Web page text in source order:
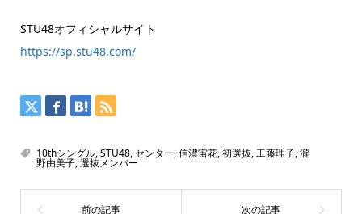
STU48オフィシャルサイト
https://sp.stu48.com/
10thシングル,STU48,センター,信濃宙花,初選抜,工藤理子,瀧
野由美子,選抜メンバー